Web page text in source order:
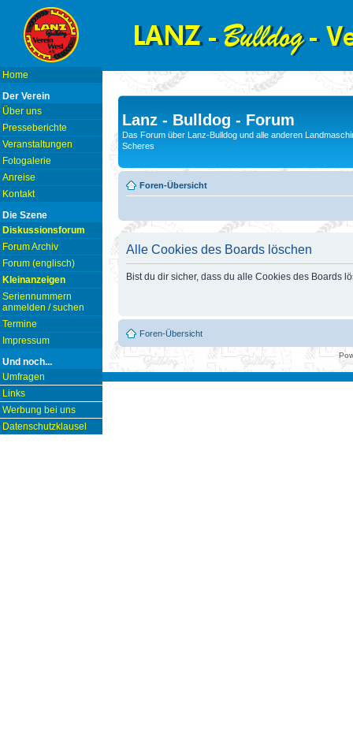
Home
Der Verein
Über uns
Presseberichte
Veranstaltungen
Fotogalerie
Anreise
Kontakt
Die Szene
Diskussionsforum
Forum Archiv
Forum (englisch)
Kleinanzeigen
Seriennummern
anmelden / suchen
Termine
Impressum
Und noch...
Umfragen
Links
Werbung bei uns
Datenschutzklausel
Lanz - Bulldog - Forum
Das Forum über Lanz-Bulldog und alle anderen
Scheres
Foren-Übersicht
Alle Cookies des Boards löschen
Bist du dir sicher, dass du alle Cookies des Boards
Foren-Übersicht